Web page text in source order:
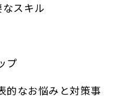
スキル
プ
的なお悩みと対策事